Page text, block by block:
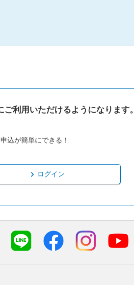
利用いただけるようになります。
申込が簡単にできる！
ログイン